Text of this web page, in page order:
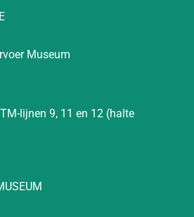
Museum
lijnen 9, 11 en 12 (halte